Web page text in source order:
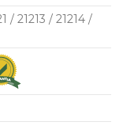
/ 21213 / 21214 /